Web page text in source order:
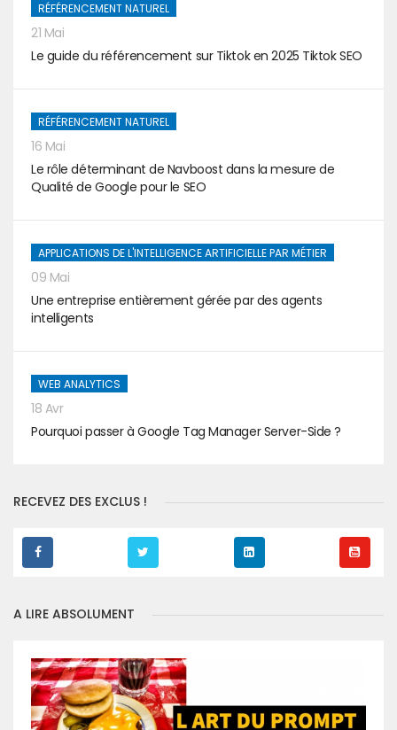
RÉFÉRENCEMENT NATUREL
21 Mai
Le guide du référencement sur Tiktok en 2025 Tiktok SEO
RÉFÉRENCEMENT NATUREL
16 Mai
Le rôle déterminant de Navboost dans la mesure de
Qualité de Google pour le SEO
APPLICATIONS DE L'INTELLIGENCE ARTIFICIELLE PAR MÉTIER
09 Mai
Une entreprise entièrement gérée par des agents
intelligents
WEB ANALYTICS
18 Avr
Pourquoi passer à Google Tag Manager Server-Side ?
RECEVEZ DES EXCLUS !
A LIRE ABSOLUMENT